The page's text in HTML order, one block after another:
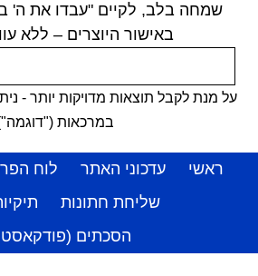
שמחה בלב, לקיים "עבדו את ה'
באישור היוצרים – ללא
על מנת לקבל תוצאות מדויקות יותר -
במרכאות
ראשי עדכוני האתר לוח
שליחת חתונות
הסכתים